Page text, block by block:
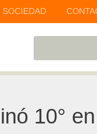
SOCIEDAD
10°